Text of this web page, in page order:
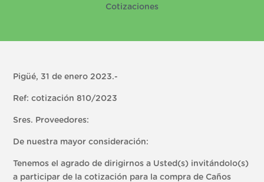
Cotizaciones
Pigüé, 31 de enero 2023.-
Ref: cotización 810/2023
Sres. Proveedores:
De nuestra mayor consideración:
Tenemos el agrado de dirigirnos a Usted(s) invitándolo(s)
a participar de la cotización para la compra de Caños